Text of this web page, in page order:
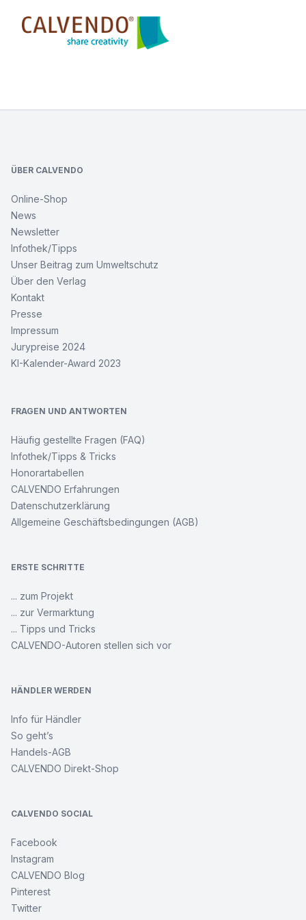
Calvendo
YORK
NEW
CITY
Brooklyn
Monochrom
Würzburg
Idylle
am
Burgstadt
Edle
Rockerglück
ONLYNUDE.ART
–
Farben
Wikinger
Nordische
Fantasiemotive
seine
Besuch
im
Erotik
Wo
das
Herz
nach
ÜBER CALVENDO
Online-Shop
News
Newsletter
Infothek/Tipps
Unser Beitrag zum Umweltschutz
Über den Verlag
Kontakt
Presse
Impressum
Jurypreise 2024
KI-Kalender-Award 2023
FRAGEN UND ANTWORTEN
Häufig gestellte Fragen (FAQ)
Infothek/Tipps & Tricks
Honorartabellen
CALVENDO Erfahrungen
Datenschutzerklärung
Allgemeine Geschäftsbedingungen (AGB)
ERSTE SCHRITTE
... zum Projekt
... zur Vermarktung
... Tipps und Tricks
CALVENDO-Autoren stellen sich vor
HÄNDLER WERDEN
Info für Händler
So geht’s
Handels-AGB
CALVENDO Direkt-Shop
CALVENDO SOCIAL
Facebook
Instagram
CALVENDO Blog
Pinterest
Twitter